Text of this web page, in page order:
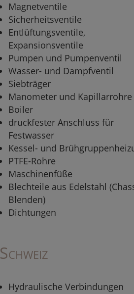
Magnetventile
Sicherheitsventile
Entlüftungsventile,
Expansionsventile
Pumpen und Pumpenventil
Wasser- und Dampfventil
Siebträger
Manometer und Kapillarrohre
Boiler
druckfester Anschluss für
Festwasser
Kessel- und
PTFE-Rohre
Maschinenfüße
Blechteile aus Edelstahl
Blenden)
Dichtungen
Schweiz
Hydraulische Verbindungen